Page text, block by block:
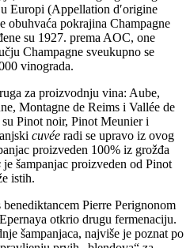
Europi (Appellation d′origine
obuhvaća pokrajina Champagne
su 1927. prema AOC, one
Champagne sveukupno se
vinograda.
za proizvodnju vina: Aube,
Montagne de Reims i Vallée de
Pinot noir, Pinot Meunier i
cuvée radi se upravo iz ovog
proizveden 100% iz grožđa
je šampanjac proizveden od Pinot
istih.
Pierre Perignonom
otkrio drugu fermenaciju.
šampanjaca, najviše je poznat po